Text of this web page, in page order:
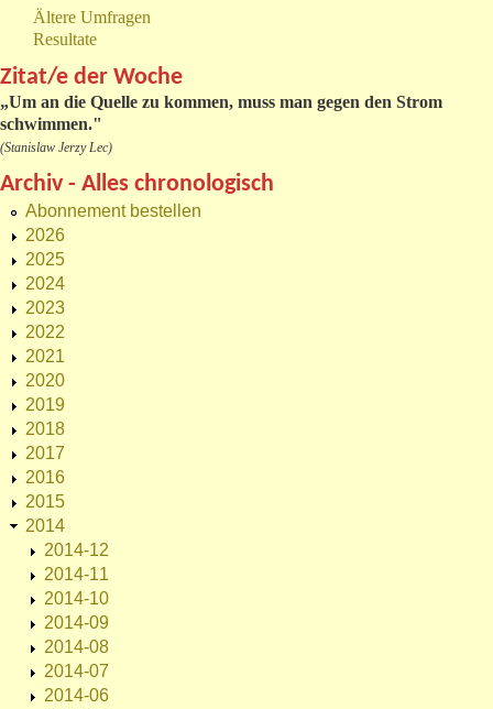
Ältere Umfragen
Resultate
Zitat/e der Woche
„Um an die Quelle zu kommen, muss man gegen den Strom
schwimmen."
(Stanislaw Jerzy Lec)
Archiv - Alles chronologisch
Abonnement bestellen
2026
2025
2024
2023
2022
2021
2020
2019
2018
2017
2016
2015
2014
2014-12
2014-11
2014-10
2014-09
2014-08
2014-07
2014-06